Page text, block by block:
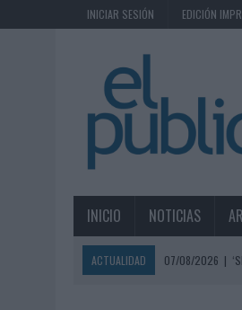
INICIAR SESIÓN EDICIÓN
INICIO NOTICIAS
ACTUALIDAD 07/08/2026 |